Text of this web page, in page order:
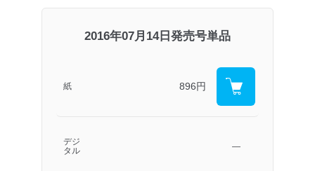
2016年07月14日発売号単品
紙 896円
デジ
タル
―